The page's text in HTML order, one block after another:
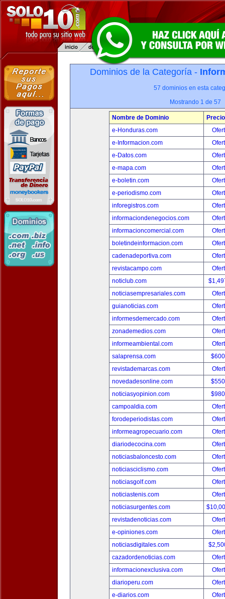
Dominios de la Categoría -
57 dominios en esta
Mostrando 1 de 57
Nombre de Dominio
Precio
e-Honduras.com
e-Informacion.com
e-Datos.com
e-mapa.com
e-boletin.com
e-periodismo.com
inforegistros.com
informaciondenegocios.com
informacioncomercial.com
boletindeinformacion.com
cadenadeportiva.com
revistacampo.com
noticlub.com
noticiasempresariales.com
guianoticias.com
informesdemercado.com
zonademedios.com
informeambiental.com
salaprensa.com
revistademarcas.com
novedadesonline.com
noticiasyopinion.com
campoaldia.com
forodeperiodistas.com
informeagropecuario.com
diariodecocina.com
noticiasbaloncesto.com
noticiasciclismo.com
noticiasgolf.com
noticiastenis.com
noticiasurgentes.com
revistadenoticias.com
e-opiniones.com
noticiasdigitales.com
cazadordenoticias.com
informacionexclusiva.com
diarioperu.com
e-diarios.com